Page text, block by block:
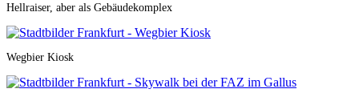
Hellraiser, aber als Gebäudekomplex
Wegbier Kiosk